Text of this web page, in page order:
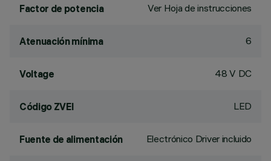
Factor de potencia Ver Hoja de instrucciones
Atenuación mínima 6
Voltage 48 V DC
Código ZVEI LED
Fuente de alimentación Electrónico Driver incluido